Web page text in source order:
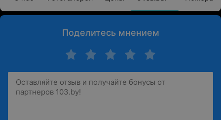
Поделитесь мнением